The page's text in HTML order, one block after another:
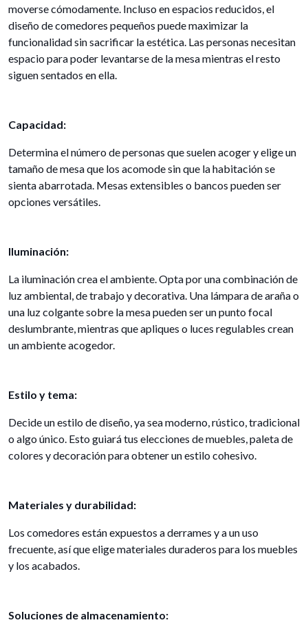
moverse cómodamente. Incluso en espacios reducidos, el
diseño de comedores pequeños puede maximizar la
funcionalidad sin sacrificar la estética. Las personas necesitan
espacio para poder levantarse de la mesa mientras el resto
siguen sentados en ella.
Capacidad:
Determina el número de personas que suelen acoger y elige un
tamaño de mesa que los acomode sin que la habitación se
sienta abarrotada. Mesas extensibles o bancos pueden ser
opciones versátiles.
Iluminación:
La iluminación crea el ambiente. Opta por una combinación de
luz ambiental, de trabajo y decorativa. Una lámpara de araña o
una luz colgante sobre la mesa pueden ser un punto focal
deslumbrante, mientras que apliques o luces regulables crean
un ambiente acogedor.
Estilo y tema:
Decide un estilo de diseño, ya sea moderno, rústico, tradicional
o algo único. Esto guiará tus elecciones de muebles, paleta de
colores y decoración para obtener un estilo cohesivo.
Materiales y durabilidad:
Los comedores están expuestos a derrames y a un uso
frecuente, así que elige materiales duraderos para los muebles
y los acabados.
Soluciones de almacenamiento: